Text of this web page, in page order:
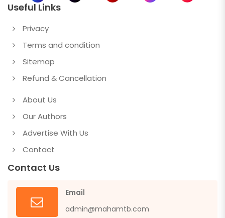
Useful Links
Privacy
Terms and condition
Sitemap
Refund & Cancellation
About Us
Our Authors
Advertise With Us
Contact
Contact Us
Email
admin@mahamtb.com